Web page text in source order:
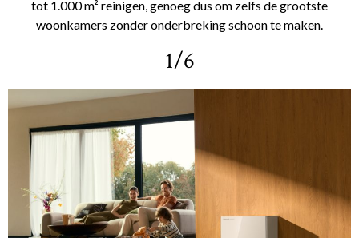
tot 1.000 m² reinigen, genoeg dus om zelfs de grootste
woonkamers zonder onderbreking schoon te maken.
1/6